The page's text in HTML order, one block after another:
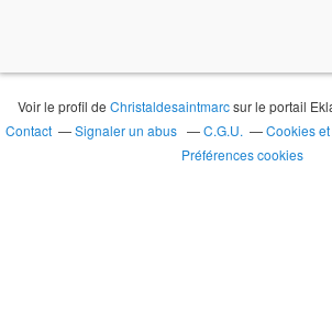
Voir le profil deChristaldesaintmarcsur le portail
Contact
Signaler un abus C.G.U.
Cookies
Préférences cookies